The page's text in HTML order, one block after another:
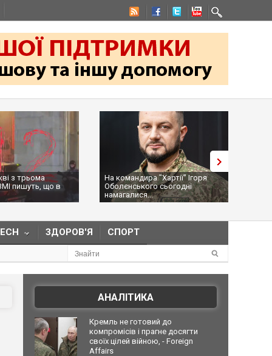
На командира "Хартії" Ігоря
Оболєнського сьогодні
намагалися...
Трамп засумнівався щодо
дозволу Україні виробляти
ракети Pat...
ЗДОРОВ'Я СПОРТ
АНАЛІТИКА
Кремль не готовий до
компромісів і прагне досягти
своїх цілей війною, - Foreign
Affairs